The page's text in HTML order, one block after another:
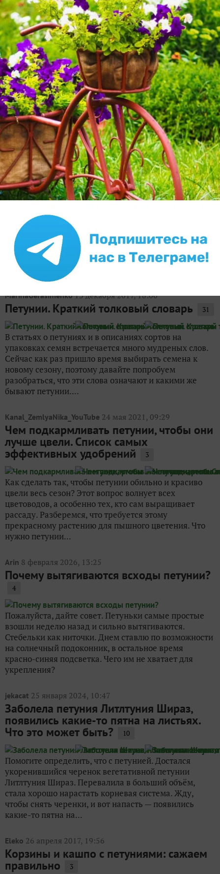
Внимание!Если у вас есть свой вопрос, задайте его
отдельно, вспециальной форме
Ваш E-mail:
Или через:
добавить комментарий
Другие записи про
петунии
MarinaGerasimenko 13 декабря 2017, 18:06
Петунии. Краткий толковый словарь 31
В статьях о петуниях и в описаниях сортов на
упаковках семян встречается много мудреных слов.
Сейчас как раз пришло время выбирать семена к
новому сезону, поэтому давайте попробуем
разобраться, что эти слова означают и какими же
бывают петунии....
Kanal_ZemlyaNika_YouTube 24 мая 2021, 09:29
Чем подкармливать петунии, чтобы они
лучше цвели. Список самых
эффективных удобрений 3
Как сделать так, чтобы петунии обильно и красиво
цвели весь сезон? Этот вопрос волнует всех
цветоводов, а особенно тех, кто сам выращивает
рассаду. Разберемся, что требуется этому
прекрасному растению для пышного цветения. Что
нужно петунии...
Arin 8 февраля 2026, 13:25
Почему вытягиваются всходы петунии?
4
Пожалуйста, дайте совет. Петуньки самые простые
взошли неделю назад и сильно вытягиваются.
Стебельки как ниточки. Днем ставлю по возможности
на солнечный подоконник, в остальное время
красно-синяя подсветка. Чего им не хватает для
укрепления?
jekacat 25 января 2024, 10:47
Заболела петуния Литлтуния Шираз,
появились какие-то пятна на листьях.
Что это может быть? 10
Помогите определить, что с петунией. Достался
укоренившийся черенок вегетативной петунии
Литлтуния Шираз. Перевалила в больший объём,
стала хорошо нарастать корневая система. Жду,
чтобы снять черенки, и вот напасть — появились
какие-то пятна на...
Eleko 26 апреля 2017, 19:56
Корзины и кашпо с петуниями: сажаем
правильно 3